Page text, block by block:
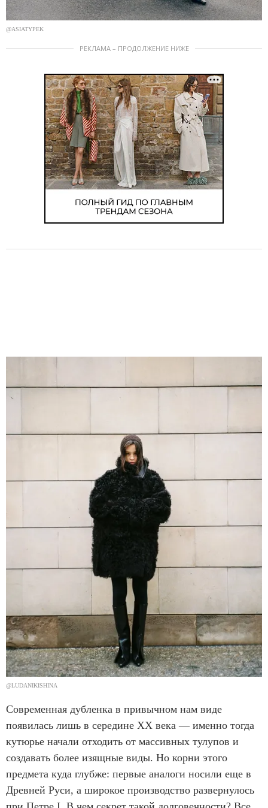
@ASIATYPEK
РЕКЛАМА – ПРОДОЛЖЕНИЕ НИЖЕ
@LUDANIKISHINA
Современная дубленка в привычном нам виде
появилась лишь в середине XX века — именно тогда
кутюрье начали отходить от массивных тулупов и
создавать более изящные виды. Но корни этого
предмета куда глубже: первые аналоги носили еще в
Древней Руси, а широкое производство развернулось